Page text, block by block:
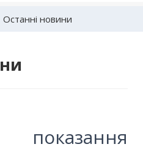
Останні новини
показання